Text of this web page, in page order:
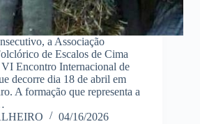
a Associação
de Escalos de Cima
VI Encontro Internacional de
decorre dia 18 de abril em
A formação que representa a
04/16/2026